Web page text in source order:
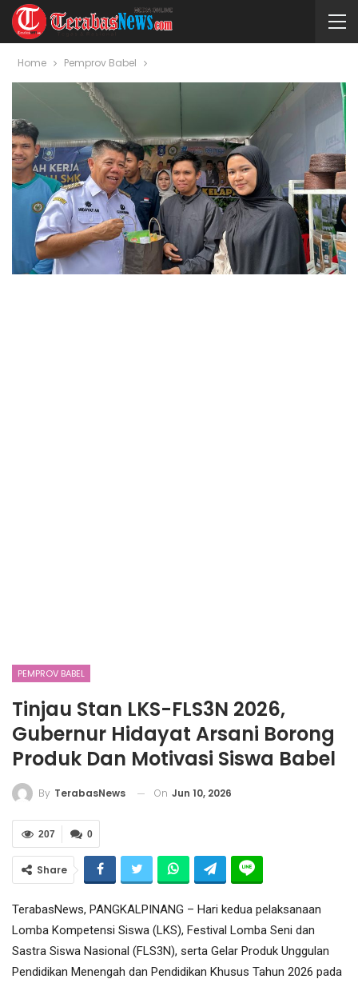
Home Pemprov Babel
PEMPROV BABEL
Tinjau Stan LKS-FLS3N 2026,
Gubernur Hidayat Arsani Borong
Produk Dan Motivasi Siswa Babel
By TerabasNews On Jun 10, 2026
0
207
Share
TerabasNews, PANGKALPINANG – Hari kedua pelaksanaan
Lomba Kompetensi Siswa (LKS), Festival Lomba Seni dan
Sastra Siswa Nasional (FLS3N), serta Gelar Produk Unggulan
Pendidikan Menengah dan Pendidikan Khusus Tahun 2026 pada